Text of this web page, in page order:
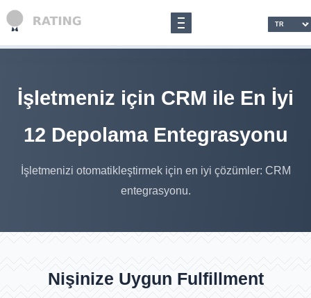
İşletmeniz için CRM ile En İyi
12 Depolama Entegrasyonu
İşletmenizi otomatikleştirmek için en iyi çözümler: CRM
entegrasyonu.
Nişinize Uygun Fulfillment